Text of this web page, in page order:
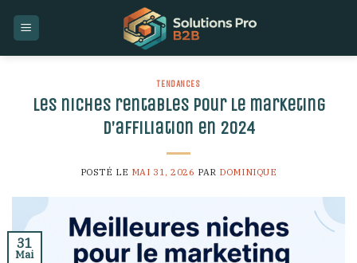
TENDANCES
Les niches rentables pour le marketing
d’affiliation en 2024
POSTÉ LE MAI 31, 2026 PAR DOMINIQUE
31
Mai